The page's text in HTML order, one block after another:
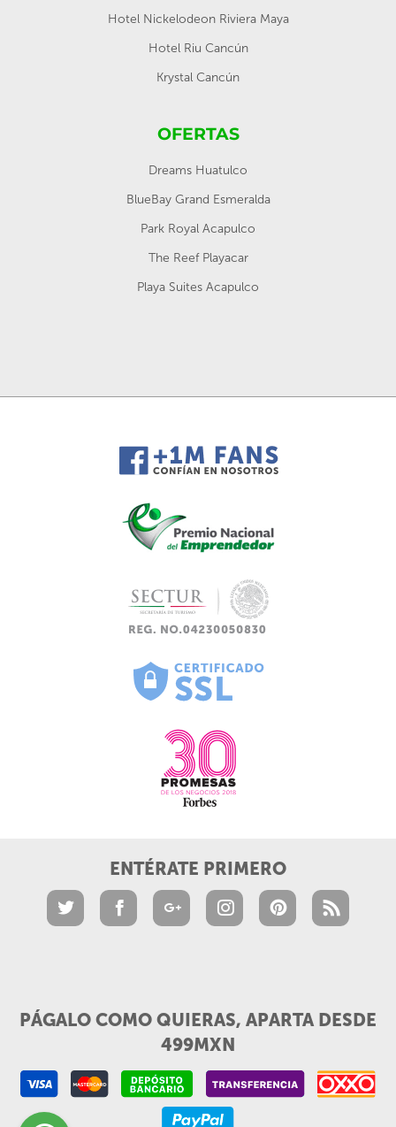
Hotel Nickelodeon Riviera Maya
Hotel Riu Cancún
Krystal Cancún
OFERTAS
Dreams Huatulco
BlueBay Grand Esmeralda
Park Royal Acapulco
The Reef Playacar
Playa Suites Acapulco
ENTÉRATE PRIMERO
PÁGALO COMO QUIERAS, APARTA DESDE
499MXN